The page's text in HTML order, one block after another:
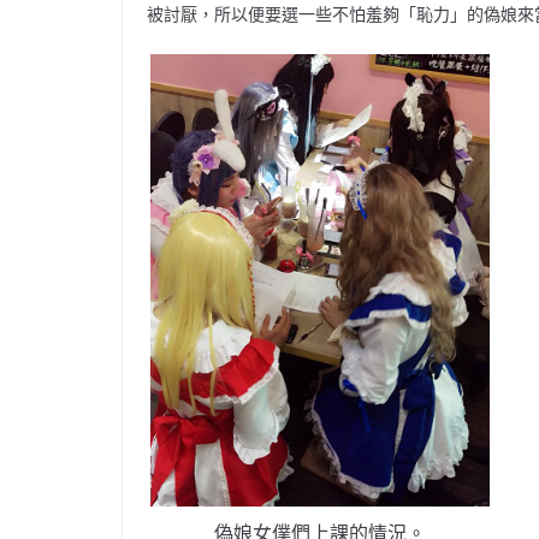
被討厭，所以便要選一些不怕羞夠「恥力」的偽娘
偽娘女僕們上課的情況。